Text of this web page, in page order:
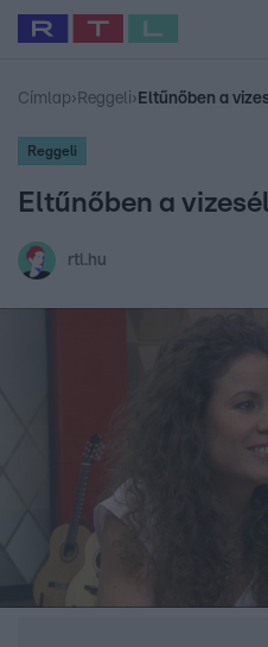
Legfrissebb RTL Híradó
Babits Marcella
Címlap› Reggeli› Eltűnőben a
Reggeli
Eltűnőben a
rtl.hu